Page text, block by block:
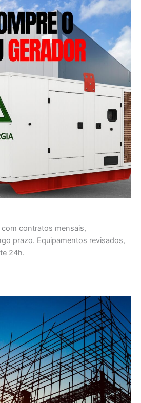
contratos mensais,
prazo. Equipamentos revisados,
24h.